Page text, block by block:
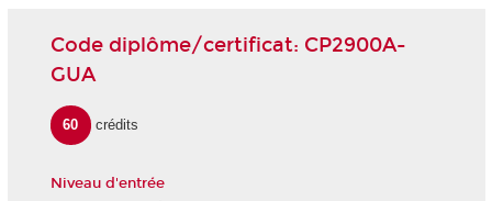
Code diplôme/certificat: CP2900A-
GUA
60 crédits
Niveau d'entrée